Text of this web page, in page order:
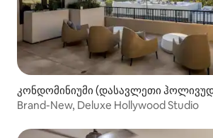
კონდომინიუმი (დასავლეთი
Brand-New, Deluxe Hollywood Studio